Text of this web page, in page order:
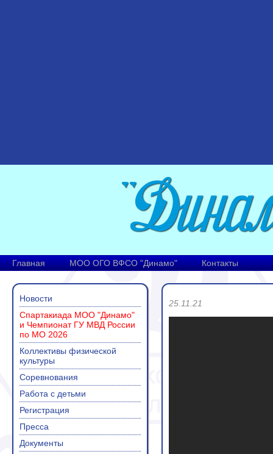
Главная МОО ОГО ВФСО "Динамо" Контакты
Новости
Спартакиада МОО "Динамо"
и Чемпионат ГУ МВД России
по МО 2026
Коллективы физической
культуры
Соревнования
Работа с детьми
Регистрация
Пресса
Документы
25.11.21